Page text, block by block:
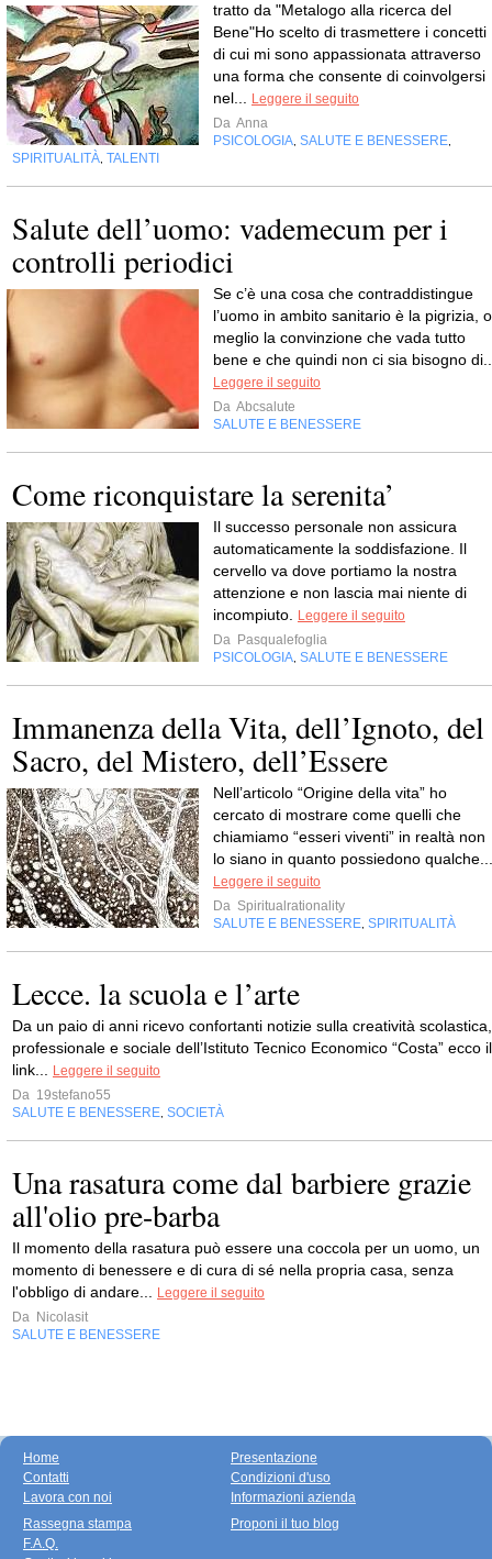
tratto da "Metalogo alla ricerca del
Bene"Ho scelto di trasmettere i concetti
di cui mi sono appassionata attraverso
una forma che consente di coinvolgersi
nel...
Leggere il seguito
Da Anna
PSICOLOGIA SALUTE E BENESSERE
SPIRITUALITÀ TALENTI
Salute dell’uomo: vademecum per i
controlli periodici
Se c’è una cosa che contraddistingue
l’uomo in ambito sanitario è la pigrizia, o
meglio la convinzione che vada tutto
bene e che quindi non ci sia bisogno
Leggere il seguito
Da Abcsalute
SALUTE E BENESSERE
Come riconquistare la serenita’
Il successo personale non assicura
automaticamente la soddisfazione. Il
cervello va dove portiamo la nostra
attenzione e non lascia mai niente di
incompiuto.
Leggere il seguito
Da Pasqualefoglia
PSICOLOGIA SALUTE E BENESSERE
Immanenza della Vita, dell’Ignoto, del
Sacro, del Mistero, dell’Essere
Nell’articolo “Origine della vita” ho
cercato di mostrare come quelli che
chiamiamo “esseri viventi” in realtà non
lo siano in quanto possiedono qualche...
Leggere il seguito
Da Spiritualrationality
SALUTE E BENESSERE SPIRITUALITÀ
Lecce. la scuola e l’arte
Da un paio di anni ricevo confortanti notizie sulla creatività scolastica,
professionale e sociale dell’Istituto Tecnico Economico “Costa” ecco il
link...
Leggere il seguito
Da 19stefano55
SALUTE E BENESSERE SOCIETÀ
Una rasatura come dal barbiere grazie
all'olio pre-barba
Il momento della rasatura può essere una coccola per un uomo, un
momento di benessere e di cura di sé nella propria casa, senza
l'obbligo di andare...
Leggere il seguito
Da Nicolasit
SALUTE E BENESSERE
Home
Contatti
Lavora con noi
Presentazione
Condizioni d'uso
Informazioni azienda
Rassegna stampa
F.A.Q.
Proponi il tuo blog